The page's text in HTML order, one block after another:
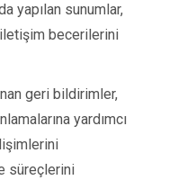
yapılan sunumlar,
becerilerini
geri bildirimler,
yardımcı
süreçlerini